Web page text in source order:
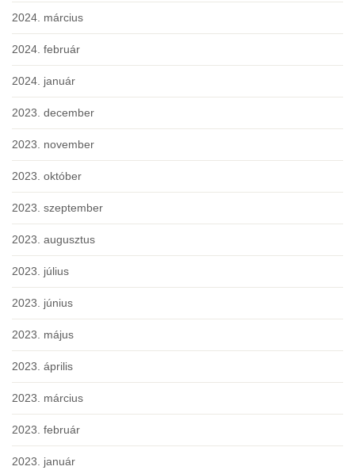
2024. március
2024. február
2024. január
2023. december
2023. november
2023. október
2023. szeptember
2023. augusztus
2023. július
2023. június
2023. május
2023. április
2023. március
2023. február
2023. január